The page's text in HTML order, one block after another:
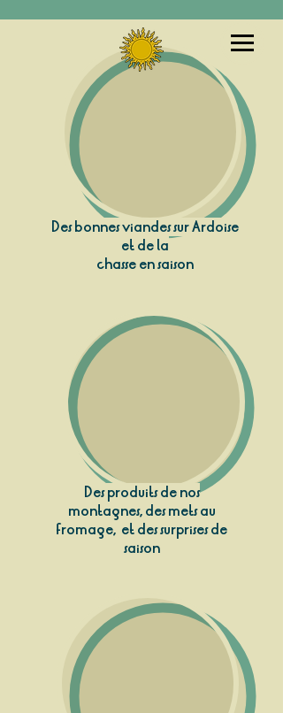
Des bonnes viandes sur Ardoise
et de la
chasse en saison
Des produits de nos
montagnes, des mets au
fromage, et des surprises de
saison